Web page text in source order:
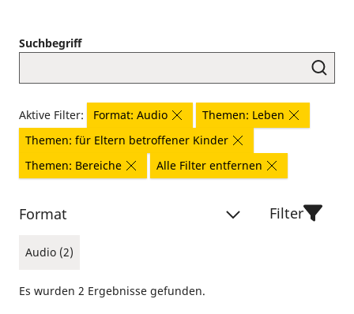
Suchbegriff
Aktive Filter: Format: Audio
Themen: Leben
Themen: für Eltern betroffener Kinder
Themen: Bereiche
Alle Filter entfernen
Format
Audio (2)
Filter
Es wurden 2 Ergebnisse gefunden.